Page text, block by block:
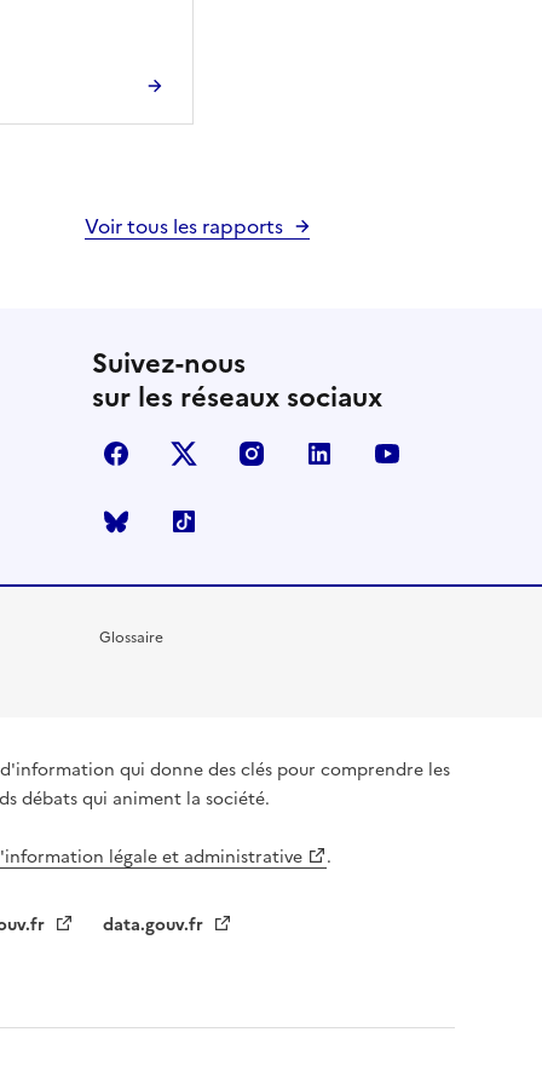
Voir tous les rapports
Suivez-nous
sur les réseaux sociaux
facebook X (anciennement Twitter)
instagramlinkedin
Bluesky
Glossaire
qui donne des clés pour comprendre les
débats qui animent la société.
légale et administrative .
data.gouv.fr